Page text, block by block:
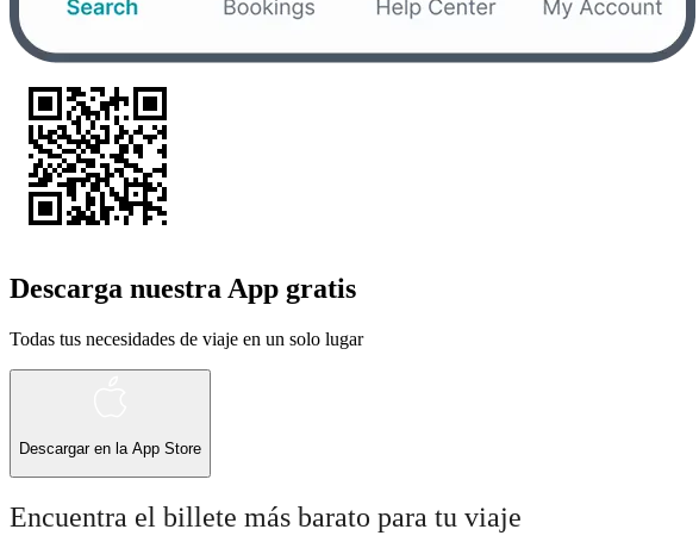
Descarga nuestra App gratis
Todas tus necesidades de viaje en un solo lugar
Descargar en la App Store
Encuentra el billete más barato para tu viaje